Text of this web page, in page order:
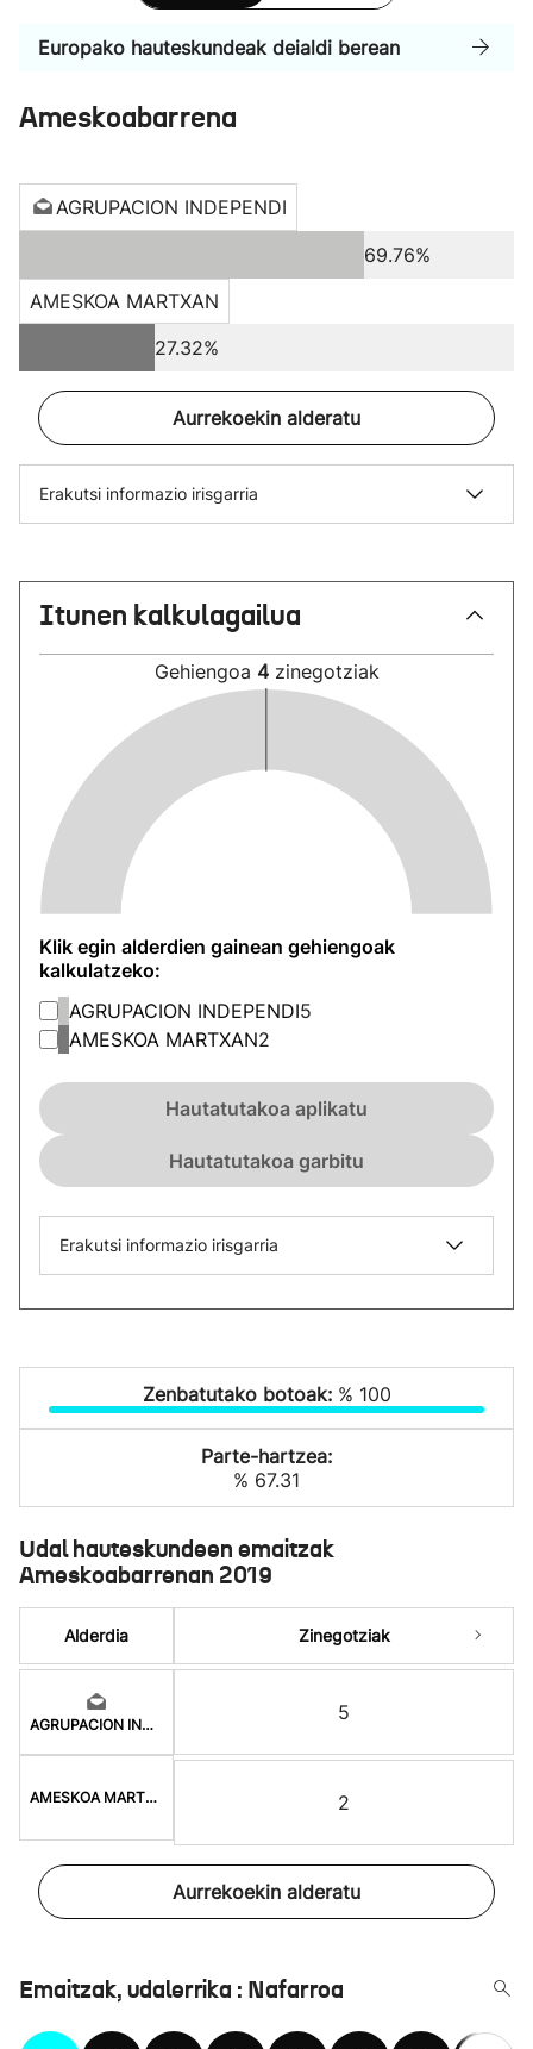
Europako hauteskundeak deialdi berean
Ameskoabarrena
AGRUPACION INDEPENDI
69.76%
AMESKOA MARTXAN
27.32%
Aurrekoekin alderatu
Erakutsi informazio irisgarria
Itunen kalkulagailua
Gehiengoa 4 zinegotziak
Klik egin alderdien gainean gehiengoak
kalkulatzeko:
AGRUPACION INDEPENDI5
AMESKOA MARTXAN2
Hautatutakoa aplikatu
Hautatutakoa garbitu
Erakutsi informazio irisgarria
Zenbatutako botoak: % 100
Parte-hartzea:
% 67.31
Udal hauteskundeen emaitzak
Ameskoabarrenan 2019
Alderdia
AGRUPACION INDEPENDI
AMESKOA MARTXAN
Zinegotziak
5
2
Aurrekoekin alderatu
Emaitzak, udalerrika : Nafarroa